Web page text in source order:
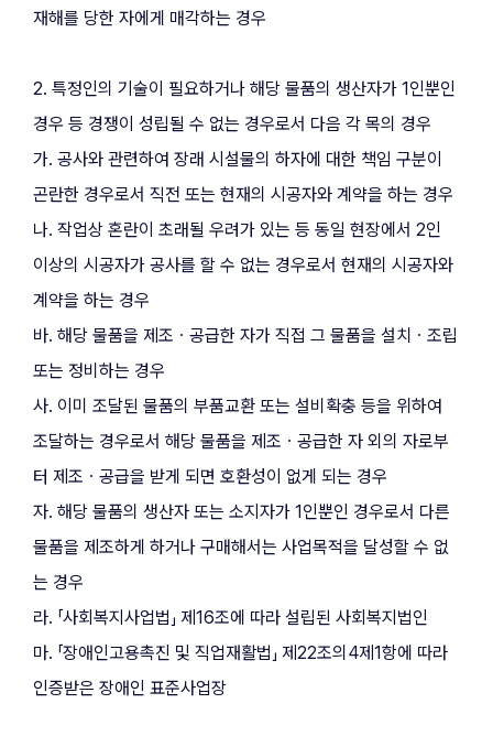
재해를 당한 자에게 매각하는 경우
2. 특정인의 기술이 필요하거나 해당 물품의 생산자가 1인뿐인
경우 등 경쟁이 성립될 수 없는 경우로서 다음 각 목의 경우
가. 공사와 관련하여 장래 시설물의 하자에 대한 책임 구분이
곤란한 경우로서 직전 또는 현재의 시공자와 계약을 하는 경우
나. 작업상 혼란이 초래될 우려가 있는 등 동일 현장에서 2인
이상의 시공자가 공사를 할 수 없는 경우로서 현재의 시공자와
계약을 하는 경우
바. 해당 물품을 제조ㆍ공급한 자가 직접 그 물품을 설치ㆍ조립
또는 정비하는 경우
사. 이미 조달된 물품의 부품교환 또는 설비확충 등을 위하여
조달하는 경우로서 해당 물품을 제조ㆍ공급한 자 외의 자로부
터 제조ㆍ공급을 받게 되면 호환성이 없게 되는 경우
자. 해당 물품의 생산자 또는 소지자가 1인뿐인 경우로서 다른
물품을 제조하게 하거나 구매해서는 사업목적을 달성할 수 없
는 경우
라. 「사회복지사업법」 제16조에 따라 설립된 사회복지법인
마. 「장애인고용촉진 및 직업재활법」 제22조의4제1항에 따라
인증받은 장애인 표준사업장